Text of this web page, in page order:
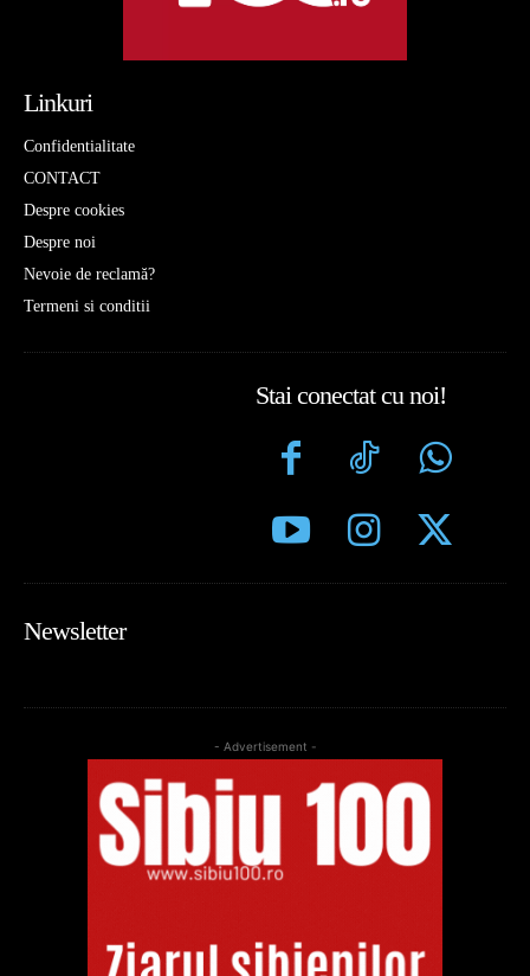
Linkuri
Confidentialitate
CONTACT
Despre cookies
Despre noi
Nevoie de reclamă?
Termeni si conditii
Stai conectat cu noi!
Newsletter
- Advertisement -